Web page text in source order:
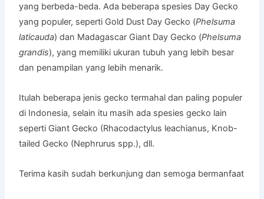
yang berbeda-beda. Ada beberapa spesies Day Gecko
yang populer, seperti Gold Dust Day Gecko (Phelsuma
laticauda) dan Madagascar Giant Day Gecko (Phelsuma
grandis), yang memiliki ukuran tubuh yang lebih besar
dan penampilan yang lebih menarik.
Itulah beberapa jenis gecko termahal dan paling populer
di Indonesia, selain itu masih ada spesies gecko lain
seperti Giant Gecko (Rhacodactylus leachianus, Knob-
tailed Gecko (Nephrurus spp.), dll.
Terima kasih sudah berkunjung dan semoga bermanfaat